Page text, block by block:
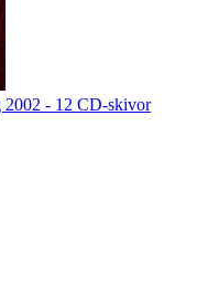
- 12 CD-skivor